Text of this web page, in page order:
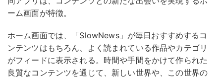
ーム画面が特徴。
ホーム画面では、「SlowNews」が毎日おすすめするコ
ンテンツはもちろん、よく読まれている作品やカテゴリ
がフィードに表示される。時間や手間をかけて作られた
良質なコンテンツを通じて、新しい世界や、この世界の